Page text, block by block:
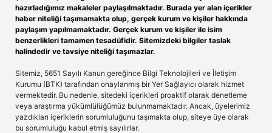
hazırladığımız makaleler paylaşılmaktadır. Burada yer alan içerikler
haber niteliği taşımamakta olup, gerçek kurum ve kişiler hakkında
paylaşım yapılmamaktadır. Gerçek kurum ve kişiler ile isim
benzerlikleri tamamen tesadüfidir. Sitemizdeki bilgiler taslak
halindedir ve tavsiye niteliği taşımazlar.
Sitemiz, 5651 Sayılı Kanun gereğince Bilgi Teknolojileri ve İletişim
Kurumu (BTK) tarafından onaylanmış bir Yer Sağlayıcı olarak hizmet
vermektedir. Bu nedenle, sitedeki içerikleri proaktif olarak denetleme
veya araştırma yükümlülüğümüz bulunmamaktadır. Ancak, üyelerimiz
yazdıkları içeriklerin sorumluluğunu taşımakta olup, siteye üye olarak
bu sorumluluğu kabul etmiş sayılırlar.